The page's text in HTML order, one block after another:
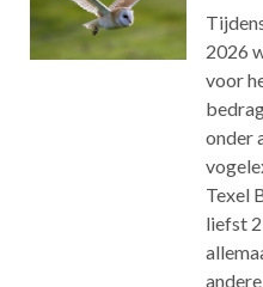
2026
voor
onder
Texel
liefst